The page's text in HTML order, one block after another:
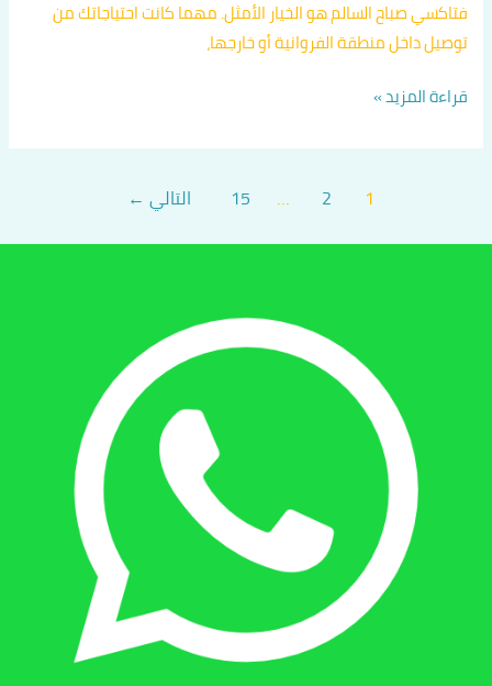
فتاكسي صباح السالم هو الخيار الأمثل. مهما كانت احتياجاتك من
توصيل داخل منطقة الفروانية أو خارجها،
قراءة المزيد »
1
2
…
15 التالي ←